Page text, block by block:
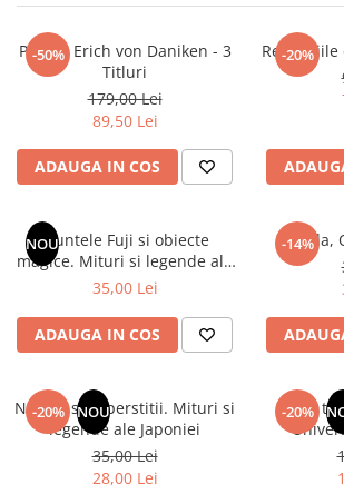
Chiromantie
Dezvoltare Spirituala
KidConnection
Minte Corp
New Illuminati Files
Numerologie
Paranormal
Parapsihologie
Ramtha
Audiobook
ReConnect
Religie
Crestinism
ScienceConnection
-50%
Pachet Erich von Daniken - 3
Titluri
179,00 Lei
89,50 Lei
ADAUGA IN COS
-20%
NOUMuntele Fuji si obiecte
magice. Mituri si legende ale
Japoniei
35,00 Lei
ADAUGA IN COS
-14%
Iliada,
-20% NOU
Natura si superstitii. Mituri si
legende ale Japoniei
35,00 Lei
28,00 Lei
-20%
Din
originala
III. Cutie